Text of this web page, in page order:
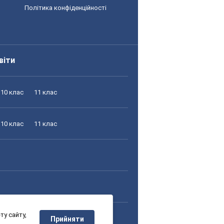
Політика конфіденційності
10 клас 11 клас
10 клас 11 клас
10 клас 11 клас
сайту,
Прийняти